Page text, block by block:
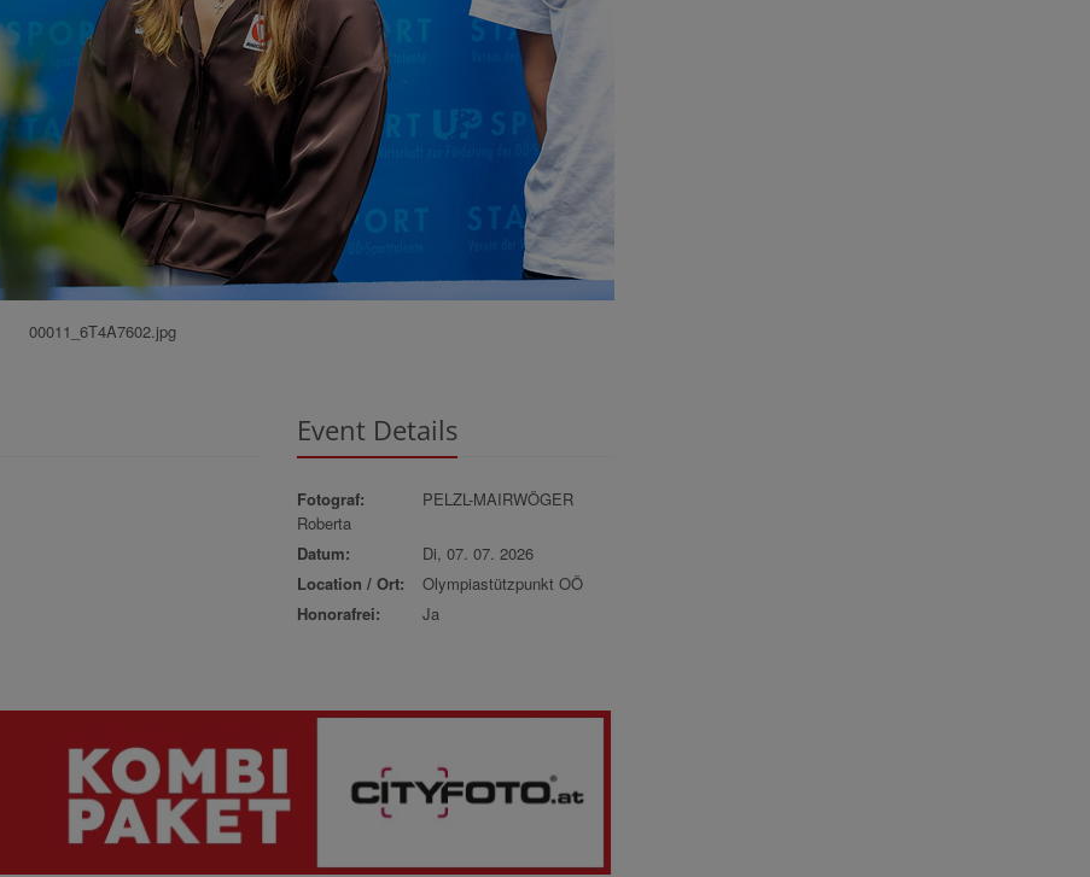
00011_6T4A7602.jpg
Event Details
Fotograf:
PELZL-MAIRWÖGER
Roberta
Datum:
Di, 07. 07. 2026
Location / Ort:
Olympiastützpunkt OÖ
Honorafrei:
Ja